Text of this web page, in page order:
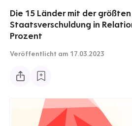
Die 15 Länder mit der größten
Staatsverschuldung in
Prozent
Veröffentlicht am 17.03.2023